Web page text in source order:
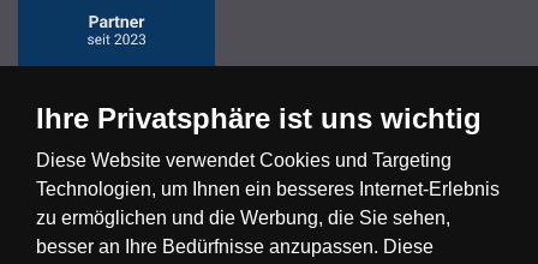
Česká republika Slovensko Deutschland
Ihre Privatsphäre ist uns wichtig
Diese Website verwendet Cookies und Targeting
Technologien, um Ihnen ein besseres Internet-Erlebnis
zu ermöglichen und die Werbung, die Sie sehen,
besser an Ihre Bedürfnisse anzupassen. Diese